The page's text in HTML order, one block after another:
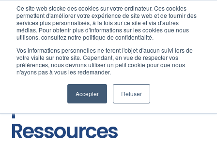
Ce site web stocke des cookies sur votre ordinateur. Ces cookies
permettent d'améliorer votre expérience de site web et de fournir des
services plus personnalisés, à la fois sur ce site et via d'autres
médias. Pour obtenir plus d'informations sur les cookies que nous
utilisons, consultez notre politique de confidentialité.
Vos informations personnelles ne feront l'objet d'aucun suivi lors de
votre visite sur notre site. Cependant, en vue de respecter vos
préférences, nous devrons utiliser un petit cookie pour que nous
n'ayons pas à vous les redemander.
Accepter Refuser
Le blog des
professionnels des
Ressources